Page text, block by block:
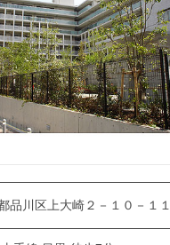
品川区上大崎２－１０－１１